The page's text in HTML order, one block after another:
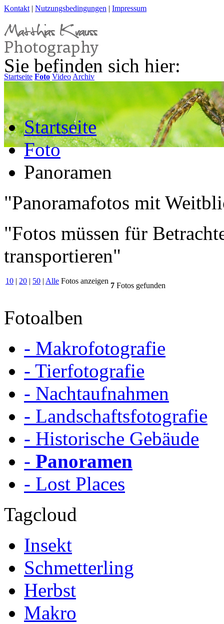
Kontakt | Nutzungsbedingungen | Impressum
Startseite Foto Video Archiv
Sie befinden sich hier:
Startseite
Foto
Panoramen
"Panoramafotos mit
"Fotos müssen für
transportieren"
10 | 20 | 50 | Alle Fotos anzeigen
7 Fotos gefunden
Fotoalben
- Makrofotografie
- Tierfotografie
- Nachtaufnahmen
- Landschaftsfotografie
- Historische Gebäude
- Panoramen
- Lost Places
Tagcloud
Insekt
Schmetterling
Herbst
Makro